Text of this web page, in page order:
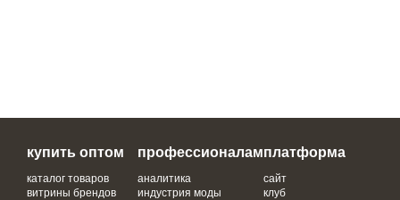
купить оптом
каталог товаров
витрины брендов
профессионалам
аналитика
индустрия моды
платформа
сайт
клуб